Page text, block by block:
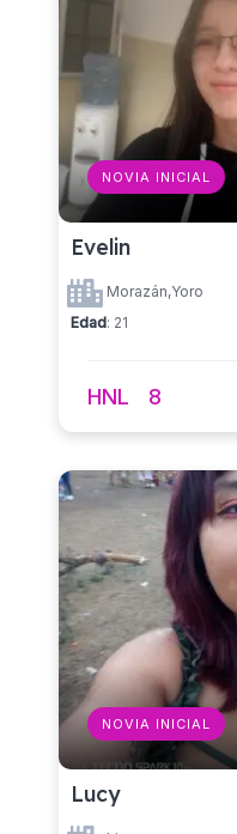
NOVIA INICIAL
Evelin
Morazán,Yoro
Edad: 21
HNL 8
NOVIA INICIAL
Lucy